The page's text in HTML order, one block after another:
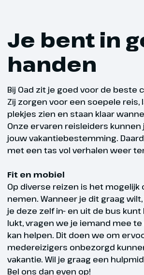
Dag 4
Je bent in
handen
Bij Oad zit je goed voor de
Zij zorgen voor een soepele
plekjes zien en staan klaar
Onze ervaren reisleiders
jouw vakantiebestemming.
met een tas vol verhalen weer
Fit en mobiel
Op diverse reizen is het
nemen. Wanneer je dit graag
je deze zelf in- en uit de bus
lukt, vragen we je iemand mee
kan helpen. Dit doen we om
medereizigers onbezorgd
vakantie. Wil je graag een
Bel ons dan even op!